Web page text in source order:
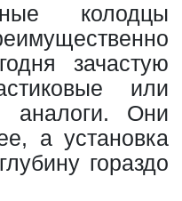
колодцы
зачастую
или
аналоги. Они
а установка
гораздо